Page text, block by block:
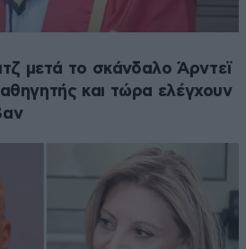
μετά το σκάνδαλο Άρντεϊ
και τώρα ελέγχουν